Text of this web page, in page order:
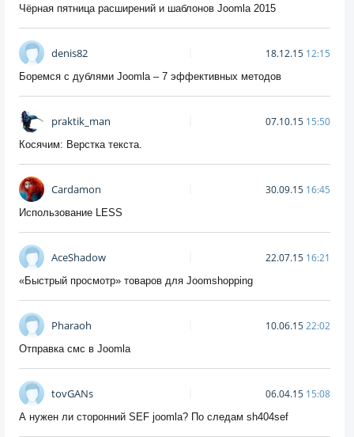
Чёрная пятница расширений и шаблонов Joomla 2015
denis82 18.12.15 12:15
Боремся с дублями Joomla – 7 эффективных методов
praktik_man 07.10.15 15:50
Косячим: Верстка текста.
Cardamon 30.09.15 16:45
Использование LESS
AceShadow 22.07.15 16:21
«Быстрый просмотр» товаров для Joomshopping
Pharaoh 10.06.1522:02
Отправка смс в Joomla
tovGANs 06.04.15 15:08
А нужен ли сторонний SEF joomla? По следам sh404sef